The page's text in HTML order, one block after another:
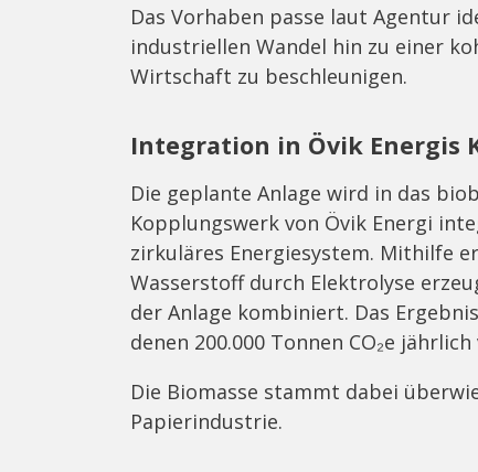
Das Vorhaben passe laut Agentur
industriellen Wandel hin zu einer
Wirtschaft zu beschleunigen.
Integration in Övik Energis
Die geplante Anlage wird in das
Kopplungswerk von Övik Energi
zirkuläres Energiesystem. Mithilfe
Wasserstoff durch Elektrolyse
der Anlage kombiniert. Das
denen 200.000 Tonnen CO₂e
Die Biomasse stammt dabei
Papierindustrie.